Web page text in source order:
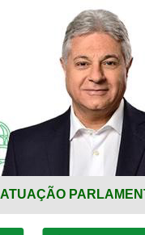
ATUAÇÃO